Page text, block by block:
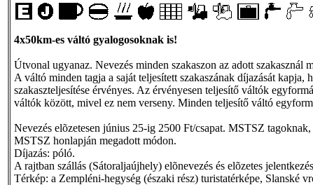
4x50km-es váltó gyalogosoknak is!
Útvonal ugyanaz. Nevezés minden szakaszon az adott szakasznál
A váltó minden tagja a saját teljesített szakaszának díjazását
szakaszteljesítése érvényes. Az érvényesen teljesítő váltók
váltók között, mivel ez nem verseny. Minden teljesítő váltó
Nevezés elõzetesen június 25-ig 2500 Ft/csapat. MSTSZ
MSTSZ honlapján megadott módon.
Díjazás: póló.
A rajtban szállás (Sátoraljaújhely) elõnevezés és elõzetes
Térkép: a Zempléni-hegység (északi rész) turistatérképe, Slanské